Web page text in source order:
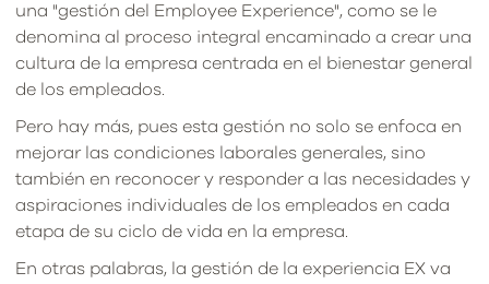
una "gestión del Employee Experience", como se le
denomina al proceso integral encaminado a crear una
cultura de la empresa centrada en el bienestar general
de los empleados.
Pero hay más, pues esta gestión no solo se enfoca en
mejorar las condiciones laborales generales, sino
también en reconocer y responder a las necesidades y
aspiraciones individuales de los empleados en cada
etapa de su ciclo de vida en la empresa.
En otras palabras, la gestión de la experiencia EX va